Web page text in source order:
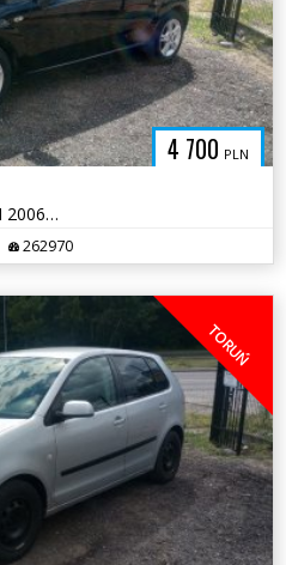
4 700 PLN
Fiat Grande Punto 1.4B 77KM 2006r *klimatyzacja dwa komplety opon*
262970
TORUŃ